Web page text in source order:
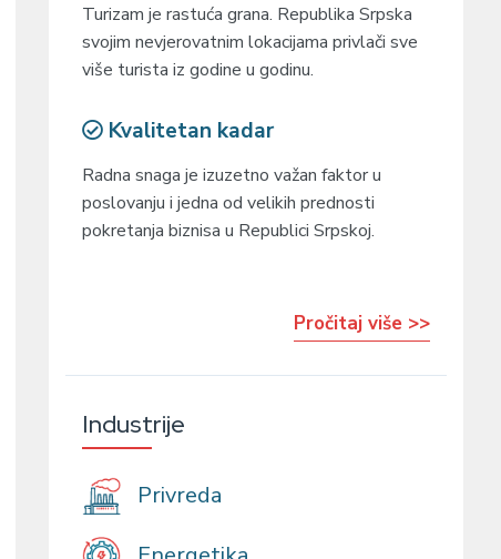
Turizam je rastuća grana. Republika Srpska
svojim nevjerovatnim lokacijama privlači sve
više turista iz godine u godinu.
Kvalitetan kadar
Radna snaga je izuzetno važan faktor u
poslovanju i jedna od velikih prednosti
pokretanja biznisa u Republici Srpskoj.
Pročitaj više >>
Industrije
Privreda